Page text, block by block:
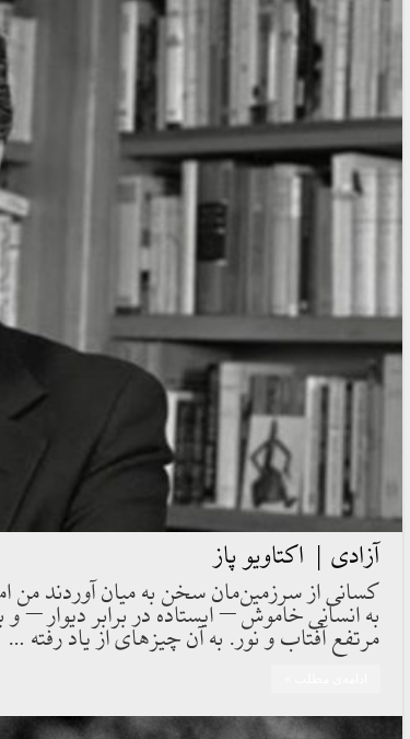
آزادی | اکتاویو پاز
كسانى از سرزمين‌مان سخن به ميان آوردند من
به انسانى خاموش – ايستاده در برابر ديوار –
مرتفع آفتاب و نور. به آن چيزهاى از ياد رفته …